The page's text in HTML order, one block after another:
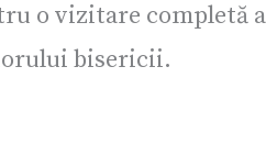
o vizitare completă a
bisericii.